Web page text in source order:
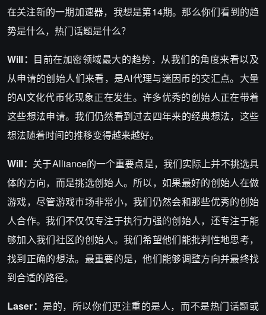
在关注新的一期加速器，我想是第14期。那么你们看到的趋
势是什么，热门话题是什么？
Will： 目前在加密领域最大的趋势，从我们的角度来看以及
从申请的创始人们来看，是AI代理与迷因币的交汇点。大量
的AI文化代币化现象正在发生。许多优秀的创始人正在带着
这些想法申请。我们仍然看到过去四年来的经典想法，这些
想法随着时间的推移变得越来越好。
Will： 关于Alliance的一个重要点是，我们实际上并不挑选具
体的方向，而是挑选创始人。所以，如果最好的创始人在做
游戏，尽管游戏市场非常小，我们仍然会和那些优秀的创始
人合作。我们不仅仅专注于执行力强的创始人，还专注于能
够加入我们社区的创始人。我们希望他们能批判性地思考，
找到正确的想法。最重要的是，他们能够调整方向并最终找
到合适的路径。
Laser： 是的，所以你们更注重的是人，而不是热门话题或